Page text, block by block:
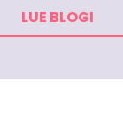
LUE BLOGI